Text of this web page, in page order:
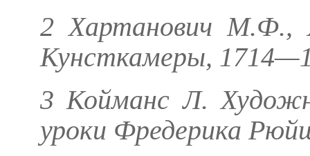
2 Хартанович М.Ф.,
Кунсткамеры,
3 Койманс Л.
уроки Фредерика